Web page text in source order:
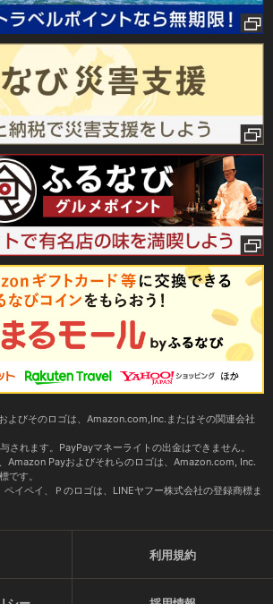
よびそのロゴは、Amazon.com,Inc.またはその関連会社
されます。PayPayマネーライトの出金はできません。
Amazon Payおよびそれらのロゴは、Amazon.com, Inc.
です。
イペイ、Ｐのロゴは、LINEヤフー株式会社の登録商標ま
利用規約